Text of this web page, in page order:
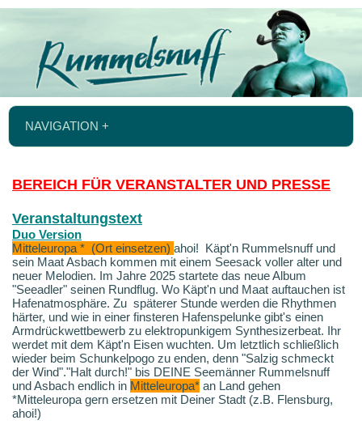
NAVIGATION +
BEREICH FÜR VERANSTALTER UND PRESSE
Veranstaltungstext
Duo Version
Mitteleuropa * (Ort einsetzen) ahoi! Käpt'n Rummelsnuff und
sein Maat Asbach kommen mit einem Seesack voller alter und
neuer Melodien. Im Jahre 2025 startete das neue Album
"Seeadler" seinen Rundflug. Wo Käpt'n und Maat auftauchen ist
Hafenatmosphäre. Zu späterer Stunde werden die Rhythmen
härter, und wie in einer finsteren Hafenspelunke gibt's einen
Armdrückwettbewerb zu elektropunkigem Synthesizerbeat. Ihr
werdet mit dem Käpt'n Eisen wuchten. Um letztlich schließlich
wieder beim Schunkelpogo zu enden, denn "Salzig schmeckt
der Wind"."Halt durch!" bis DEINE Seemänner Rummelsnuff
und Asbach endlich in Mitteleuropa* an Land gehen
*Mitteleuropa gern ersetzen mit Deiner Stadt (z.B. Flensburg,
ahoi!)